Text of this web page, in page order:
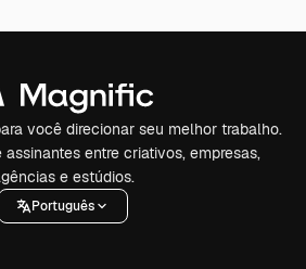
você direcionar seu melhor trabalho.
assinantes entre criativos, empresas,
e estúdios.
Português